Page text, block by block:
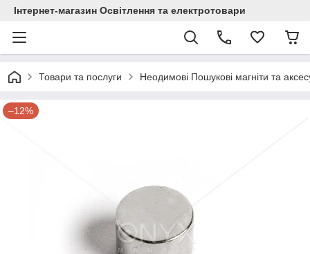
Інтернет-магазин Освітлення та електротовари
Товари та послуги Неодимові Пошукові магніти та
–12%